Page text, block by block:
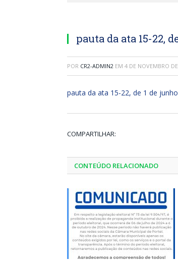
pauta da ata 15-22,
POR CR2-ADMIN2 EM 4 DE NOVEMBRO
pauta da ata 15-22, de 1 de
COMPARTILHAR:
CONTEÚDO RELACIONADO